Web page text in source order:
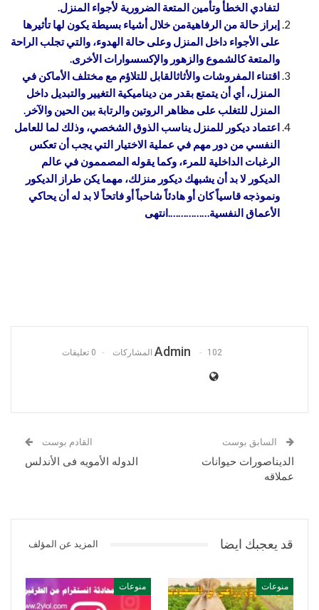
لتفادي الخطأ وتأمين المتعة الضرورية لأجواء المنزل.
إبراز حالة من الرفاهيةمن خلال أشياء بسيطة يكون لها تأثيرها
على الأجواء داخل المنزل وعلى حالة الهدوء، والتي تجلب الراحة
والمتعة كالشموع والزهور والإكسسوارات الأخرى.
اقتناء المفروشات والأثاثالقابل للتلاؤم مع مختلف الأماكن في
المنزل، أي أن يتمتع بقدر من ديناميكية التغيير والتبديل داخل
المنزل للتغلب على مظاهر الروتين والرتابة بين الحين والآخر.
اعتماد ديكور للمنزل يناسب الذوق الشخصي، وذلك لما للعامل
النفسي من دور مهم في عملية الاختيار التي يجب أن تعكس
الرغبات الداخلية للمرء، وكما يقوله المصممون في عالم
الديكور لا بد أن يشبهك ديكور منزلك، مهما يكن طراز الديكور
ونموذجه قاسياً كان أو هادئاً شاحباً أو فاتحاً لا بد له أن يحاكي
الأعماق النفسية…………….انتهى
Admin 102 المشاركات 0 تعليقات
السابق بوست
الديناصورات حيوانات
عملاقه
القادم بوست
الدوله الأمويه فى الأندلس
قد يعجبك ايضا المزيد عن المؤلف
منوعات منوعات